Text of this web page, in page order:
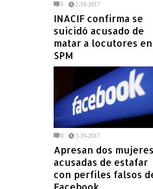
0 2-19-2017
INACIF confirma se
suicidó acusado de
matar a locutores en
SPM
0 2-19-2017
Apresan dos mujeres
acusadas de estafar
con perfiles falsos